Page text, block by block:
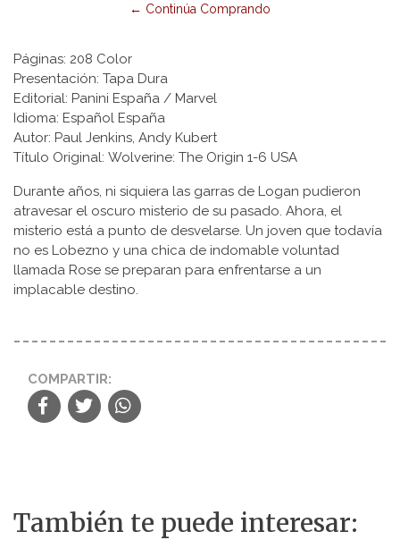
← Continúa Comprando
Páginas: 208 Color
Presentación: Tapa Dura
Editorial: Panini España / Marvel
Idioma: Español España
Autor: Paul Jenkins, Andy Kubert
Título Original: Wolverine: The Origin 1-6 USA
Durante años, ni siquiera las garras de Logan pudieron
atravesar el oscuro misterio de su pasado. Ahora, el
misterio está a punto de desvelarse. Un joven que todavía
no es Lobezno y una chica de indomable voluntad
llamada Rose se preparan para enfrentarse a un
implacable destino.
COMPARTIR:
También te puede interesar: